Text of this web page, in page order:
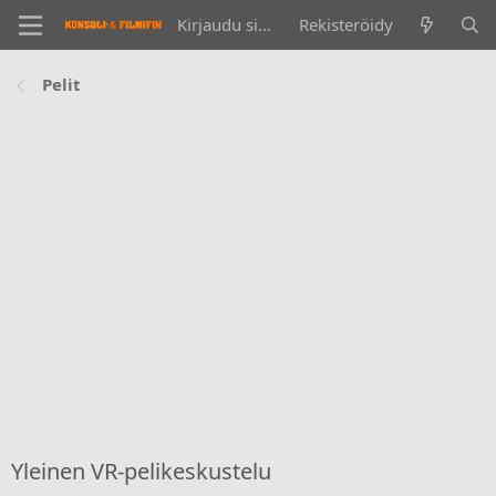
Kirjaudu sisään Rekisteröidy
Pelit
Yleinen VR-pelikeskustelu